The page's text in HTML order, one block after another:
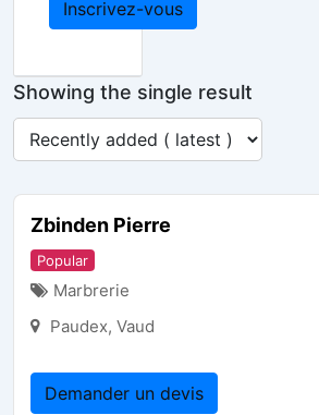
Showing the single result
Zbinden Pierre
Popular
Marbrerie
Paudex, Vaud
Demander un devis
Inscrivez-vous